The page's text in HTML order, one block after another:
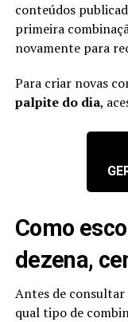
conteúdos
primeira
novamente para
Para criar novas
palpite do dia,
Como
dezena,
Antes de consultar
qual tipo de